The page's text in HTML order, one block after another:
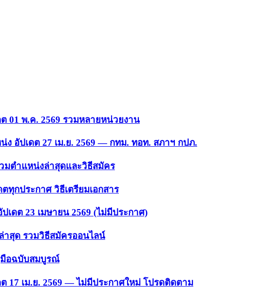
01 พ.ค. 2569 รวมหลายหน่วยงาน
ง อัปเดต 27 เม.ย. 2569 — กทม. ทอท. สภาฯ กปภ.
มตำแหน่งล่าสุดและวิธีสมัคร
ทุกประกาศ วิธีเตรียมเอกสาร
ดต 23 เมษายน 2569 (ไม่มีประกาศ)
าสุด รวมวิธีสมัครออนไลน์
มือฉบับสมบูรณ์
17 เม.ย. 2569 — ไม่มีประกาศใหม่ โปรดติดตาม